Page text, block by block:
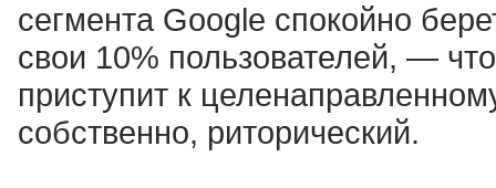
сегмента Google спокойно
свои 10% пользователей, —
приступит к
собственно, риторический.